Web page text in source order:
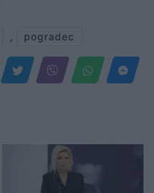
, pogradec